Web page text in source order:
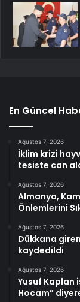
En Güncel
Ağustos 7, 2026
İklim krizi
tesiste can
Ağustos 7, 2026
Almanya,
Önlemlerini
Ağustos 7, 2026
Dükkana
kaydedildi
Ağustos 7, 2026
Yusuf Kaplan
Hocam”